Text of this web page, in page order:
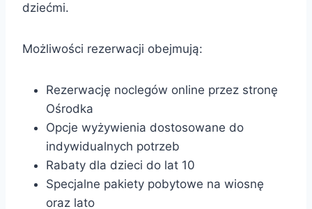
dziećmi.
Możliwości rezerwacji obejmują:
Rezerwację noclegów online przez stronę
Ośrodka
Opcje wyżywienia dostosowane do
indywidualnych potrzeb
Rabaty dla dzieci do lat 10
Specjalne pakiety pobytowe na wiosnę
oraz lato